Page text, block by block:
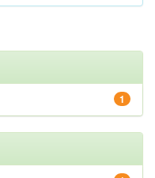
1